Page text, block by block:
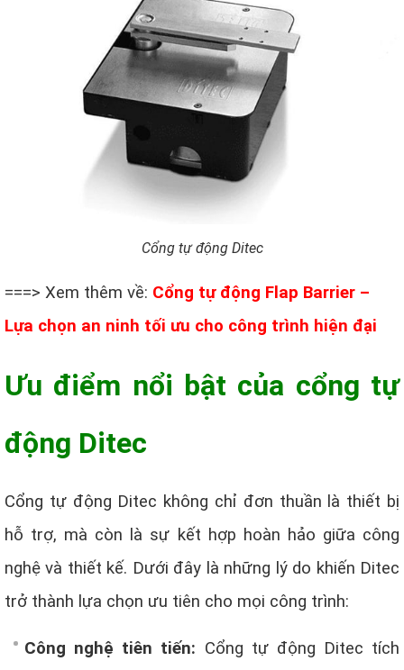
Cổng tự động Ditec
===> Xem thêm về: Cổng tự động Flap Barrier –
Lựa chọn an ninh tối ưu cho công trình hiện đại
Ưu điểm nổi bật của cổng tự
động Ditec
Cổng tự động Ditec không chỉ đơn thuần là thiết bị
hỗ trợ, mà còn là sự kết hợp hoàn hảo giữa công
nghệ và thiết kế. Dưới đây là những lý do khiến Ditec
trở thành lựa chọn ưu tiên cho mọi công trình:
Công nghệ tiên tiến: Cổng tự động Ditec tích